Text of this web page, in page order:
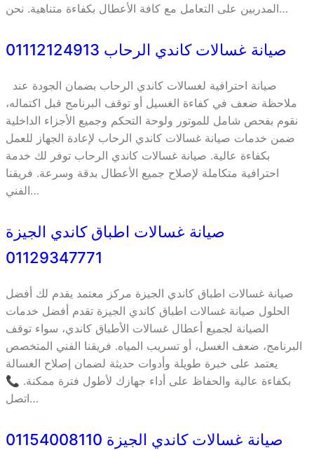
المدربين على التعامل مع كافة الأعطال بكفاءة متناهية. نحن…
صيانة غسالات كاندي الرحاب 01112124913
ملاحظة ضعف في كفاءة الغسيل أو توقف البرنامج قبل اكتماله،
نقوم بفحص شامل للموتور ولوحة التحكم وجميع الأجزاء الداخلية
ضمن خدمات صيانة غسالات كاندي الرحاب لإعادة الجهاز للعمل
بكفاءة عالية. صيانة غسالات كاندي الرحاب توفر لك خدمة
احترافية متكاملة لإصلاح جميع الأعطال بدقة وسرعة. فريقنا
الفني…
صيانة غسالات اطباق كاندي الجيزة
01129347771
صيانة غسالات اطباق كاندي الجيزة مركز معتمد يقدم لك أفضل
الحلول صيانة غسالات اطباق كاندي الجيزة تقدم أفضل خدمات
الصيانة لجميع أعطال غسالات الأطباق كاندي، سواء توقف
البرنامج، ضعف الغسل، أو تسريب المياه. فريقنا الفني المتخصص
يعتمد على خبرة طويلة وأدوات حديثة لضمان إصلاح الغسالة
بكفاءة عالية والحفاظ على أداء جهازك لأطول فترة ممكنة. 📞
اتصل…
صيانة غسالات كاندي الجيزة 01154008110